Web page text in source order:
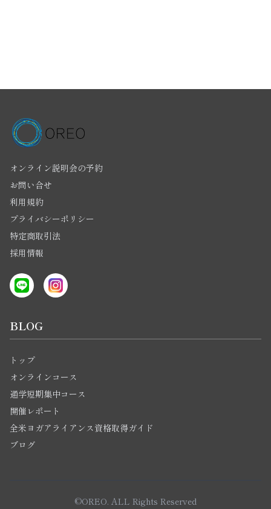
オンライン説明会の予約
お問い合せ
利用規約
プライバシーポリシー
特定商取引法
採用情報
BLOG
トップ
オンラインコース
通学短期集中コース
開催レポート
全米ヨガアライアンス資格取得ガイド
ブログ
©OREO. ALL Rights Reserved